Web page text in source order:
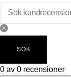
SÖK
0 av 0 recensioner